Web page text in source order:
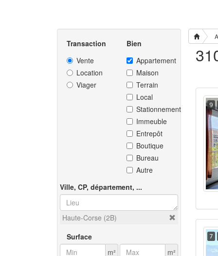
Transaction
Vente
Location
Viager
Bien
Appartement
Maison
Terrain
Local
Stationnement
Immeuble
Entrepôt
Boutique
Bureau
Autre
Ville, CP, département, ...
Haute-Corse (2B)
Surface
m²
m²
9
7